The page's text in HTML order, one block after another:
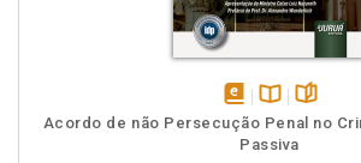
disponível
em
Disponível
na
páginas
Acordo de não Persecução Penal no
Passiva